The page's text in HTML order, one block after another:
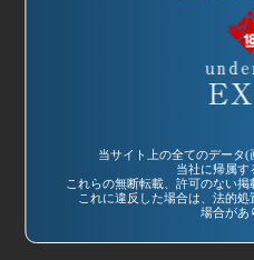
当サイト上の全てのデータ
当社に帰属す
これらの無断転載、許可のない掲
これに違反した場合は、法的
場合があ
松尾